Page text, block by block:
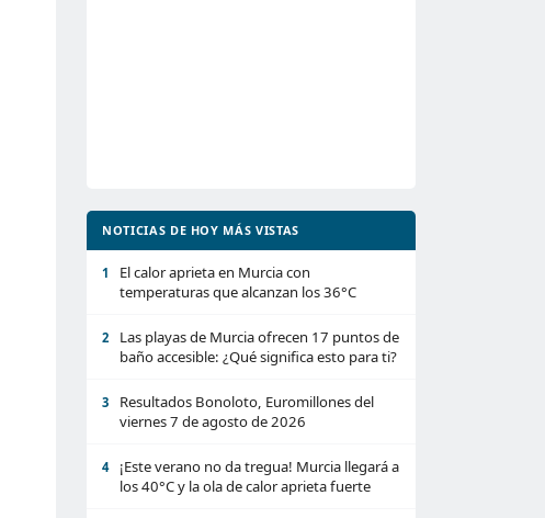
NOTICIAS DE HOY MÁS VISTAS
1
El calor aprieta en Murcia con
temperaturas que alcanzan los 36°C
2
Las playas de Murcia ofrecen 17 puntos de
baño accesible: ¿Qué significa esto para ti?
3
Resultados Bonoloto, Euromillones del
viernes 7 de agosto de 2026
4
¡Este verano no da tregua! Murcia llegará a
los 40°C y la ola de calor aprieta fuerte